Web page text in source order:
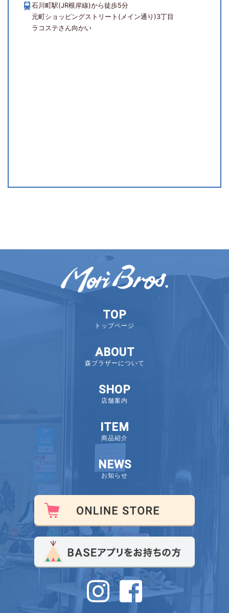
石川町駅(JR根岸線)から徒歩5分
元町ショッピングストリート(メイン通り)3丁目
ラコステさん向かい
TOP
トップページ
ABOUT
森ブラザーについて
SHOP
店舗案内
ITEM
商品紹介
NEWS
お知らせ